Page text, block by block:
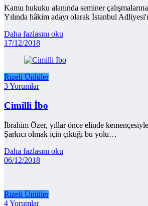
Kamu hukuku alanında seminer
Yılında hâkim adayı olarak İstanbul
Daha fazlasını oku
17/12/2018
Rizeli Ünlüler
3 Yorumlar
Cimilli İbo
İbrahim Özer, yıllar önce elinde
Şarkıcı olmak için çıktığı bu yolu…
Daha fazlasını oku
06/12/2018
Rizeli Ünlüler
4 Yorumlar